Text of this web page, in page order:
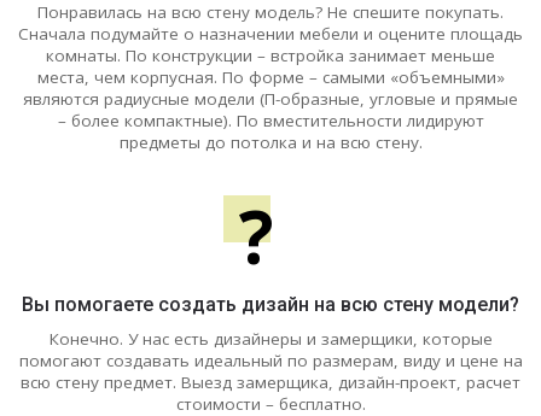
Понравилась на всю стену модель? Не спешите покупать.
Сначала подумайте о назначении мебели и оцените площадь
комнаты. По конструкции – встройка занимает меньше
места, чем корпусная. По форме – самыми «объемными»
являются радиусные модели (П-образные, угловые и прямые
– более компактные). По вместительности лидируют
предметы до потолка и на всю стену.
?
Вы помогаете создать дизайн на всю стену модели?
Конечно. У нас есть дизайнеры и замерщики, которые
помогают создавать идеальный по размерам, виду и цене на
всю стену предмет. Выезд замерщика, дизайн-проект, расчет
стоимости – бесплатно.